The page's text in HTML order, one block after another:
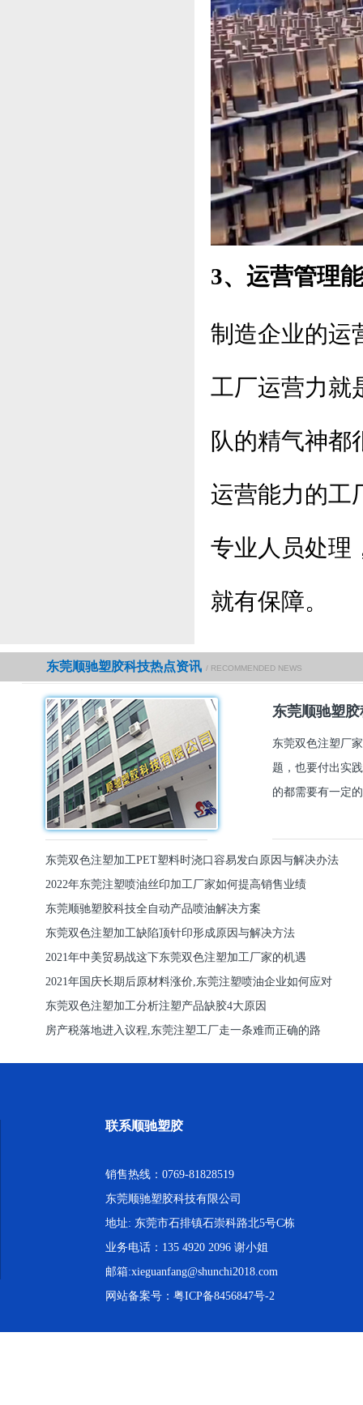
3、运营管理
制造企业的运
工厂运营力就
队的精气神都
运营能力的工
专业人员处理
就有保障。
东莞顺驰塑胶科技热点资讯 / RECOMMENDED NEWS
东莞顺驰塑
东莞双色注塑厂
题，也要付出实
的都需要有一定
东莞双色注塑加工PET塑料时浇口容易发白原因与解决办法
2022年东莞注塑喷油丝印加工厂家如何提高销售业绩
东莞顺驰塑胶科技全自动产品喷油解决方案
东莞双色注塑加工缺陷顶针印形成原因与解决方法
2021年中美贸易战这下东莞双色注塑加工厂家的机遇
2021年国庆长期后原材料涨价,东莞注塑喷油企业如何应对
东莞双色注塑加工分析注塑产品缺胶4大原因
房产税落地进入议程,东莞注塑工厂走一条难而正确的路
联系顺驰塑胶
销售热线：0769-81828519
东莞顺驰塑胶科技有限公司
地址: 东莞市石排镇石崇科路北5号C栋
业务电话：135 4920 2096 谢小姐
邮箱:xieguanfang@shunchi2018.com
网站备案号： 粤ICP备8456847号-2